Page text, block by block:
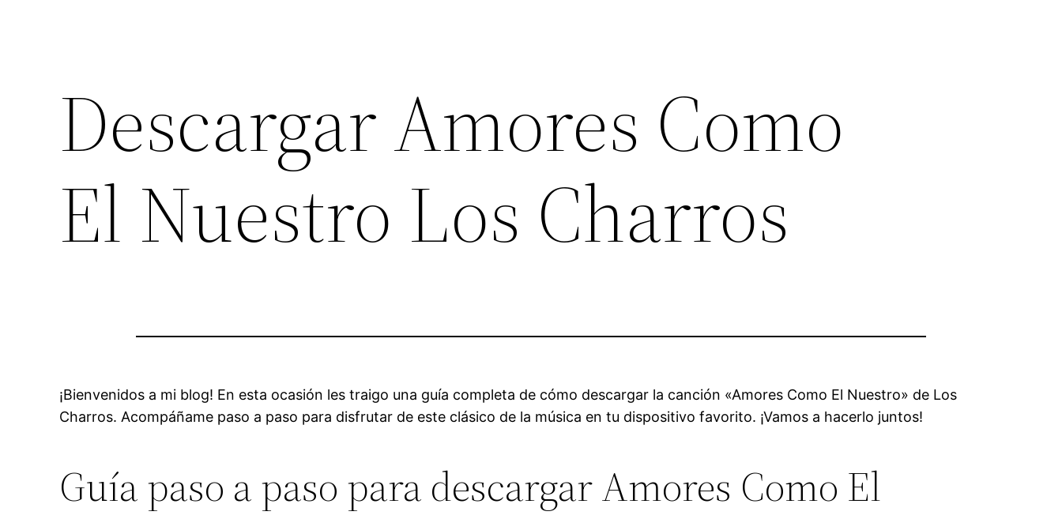
Descargar Amores Como
El Nuestro Los Charros
¡Bienvenidos a mi blog! En esta ocasión les traigo una guía completa de cómo descargar la canción «Amores Como El Nuestro» de Los
Charros. Acompáñame paso a paso para disfrutar de este clásico de la música en tu dispositivo favorito. ¡Vamos a hacerlo juntos!
Guía paso a paso para descargar Amores Como El